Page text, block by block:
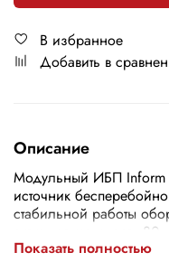
В избранное
Добавить в
Описание
Модульный ИБП Inform
источник
стабильной работы
активную мощность
Схема подключения:
Показать полностью